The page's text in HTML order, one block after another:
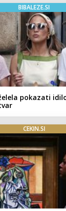
BIBALEZE.SI
pokazati
CEKIN.SI